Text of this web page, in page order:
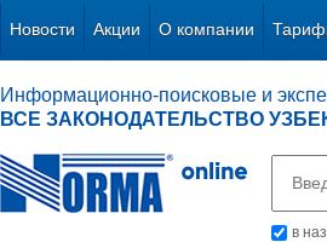
Новости Акции О компании
Информационно-поисковые и
ВСЕ ЗАКОНОДАТЕЛЬСТВО
в